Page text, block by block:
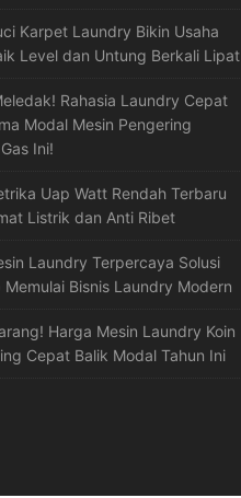
Karpet Laundry Bikin Usaha
Level dan Untung Berkali Lipat
Rahasia Laundry Cepat
Modal Mesin Pengering
Ini!
Uap Watt Rendah Terbaru
Listrik dan Anti Ribet
Laundry Terpercaya Solusi
Bisnis Laundry Modern
Harga Mesin Laundry Koin
Cepat Balik Modal Tahun Ini